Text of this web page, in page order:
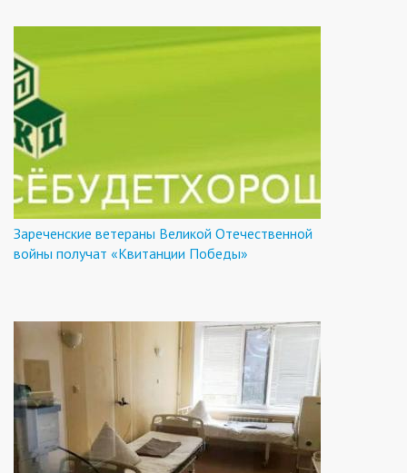
Зареченские ветераны Великой Отечественной
войны получат «Квитанции Победы»